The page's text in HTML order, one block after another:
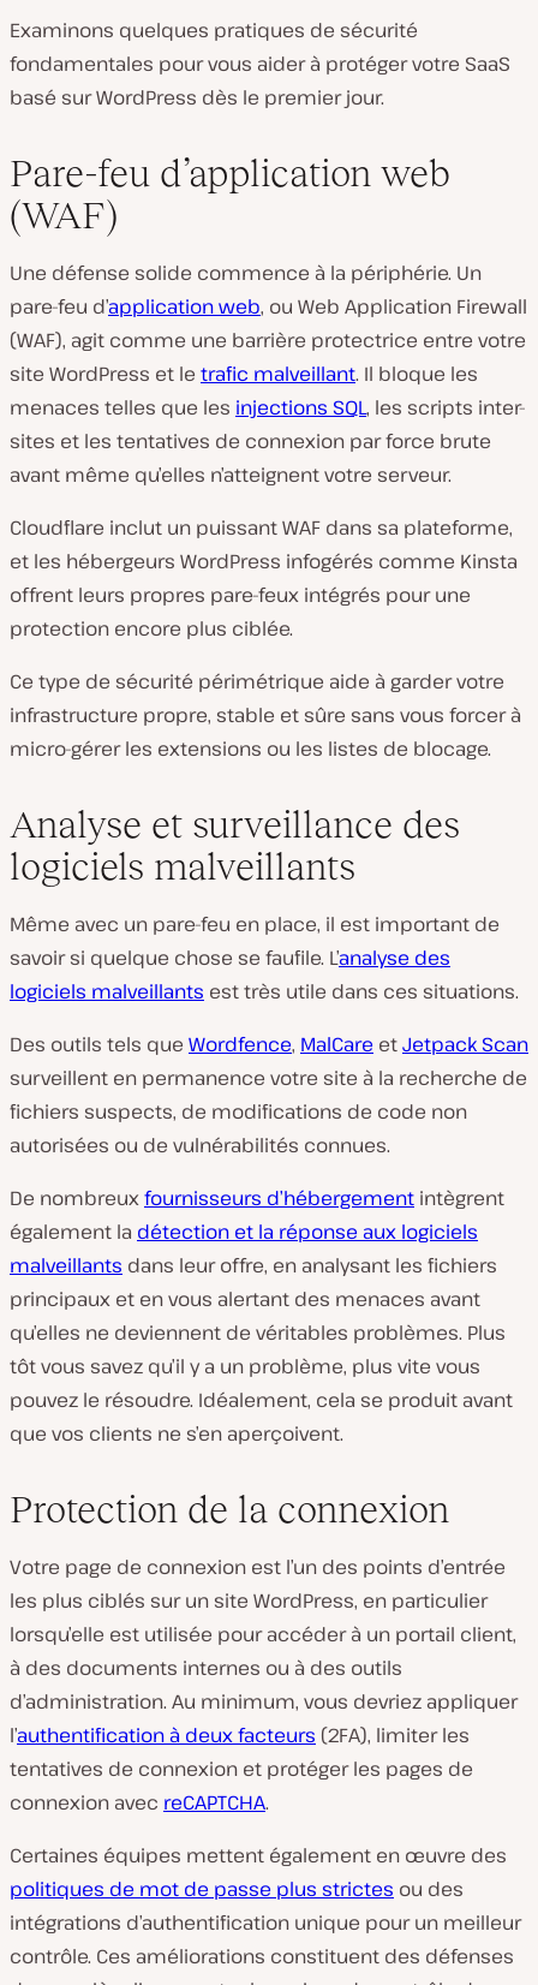
Examinons quelques pratiques de sécurité
fondamentales pour vous aider à protéger votre SaaS
basé sur WordPress dès le premier jour.
Pare-feu d’application web
(WAF)
Une défense solide commence à la périphérie. Un
pare-feu d’application web, ou Web Application Firewall
(WAF), agit comme une barrière protectrice entre votre
site WordPress et le trafic malveillant. Il bloque les
menaces telles que les injections SQL, les scripts inter-
sites et les tentatives de connexion par force brute
avant même qu’elles n’atteignent votre serveur.
Cloudflare inclut un puissant WAF dans sa plateforme,
et les hébergeurs WordPress infogérés comme Kinsta
offrent leurs propres pare-feux intégrés pour une
protection encore plus ciblée.
Ce type de sécurité périmétrique aide à garder votre
infrastructure propre, stable et sûre sans vous forcer à
micro-gérer les extensions ou les listes de blocage.
Analyse et surveillance des
logiciels malveillants
Même avec un pare-feu en place, il est important de
savoir si quelque chose se faufile. L’analyse des
logiciels malveillants est très utile dans ces situations.
Des outils tels que Wordfence, MalCare etJetpack Scan
surveillent en permanence votre site à la recherche de
fichiers suspects, de modifications de code non
autorisées ou de vulnérabilités connues.
De nombreuxfournisseurs d’hébergement intègrent
également la détection et la réponse aux logiciels
malveillants dans leur offre, en analysant les fichiers
principaux et en vous alertant des menaces avant
qu’elles ne deviennent de véritables problèmes. Plus
tôt vous savez qu’il y a un problème, plus vite vous
pouvez le résoudre. Idéalement, cela se produit avant
que vos clients ne s’en aperçoivent.
Protection de la connexion
Votre page de connexion est l’un des points d’entrée
les plus ciblés sur un site WordPress, en particulier
lorsqu’elle est utilisée pour accéder à un portail client,
à des documents internes ou à des outils
d’administration. Au minimum, vous devriez appliquer
l’authentification à deux facteurs (2FA), limiter les
tentatives de connexion et protéger les pages de
connexion avec reCAPTCHA.
Certaines équipes mettent également en œuvre des
politiques de mot de passe plus strictes ou des
intégrations d’authentification unique pour un meilleur
contrôle. Ces améliorations constituent des défenses